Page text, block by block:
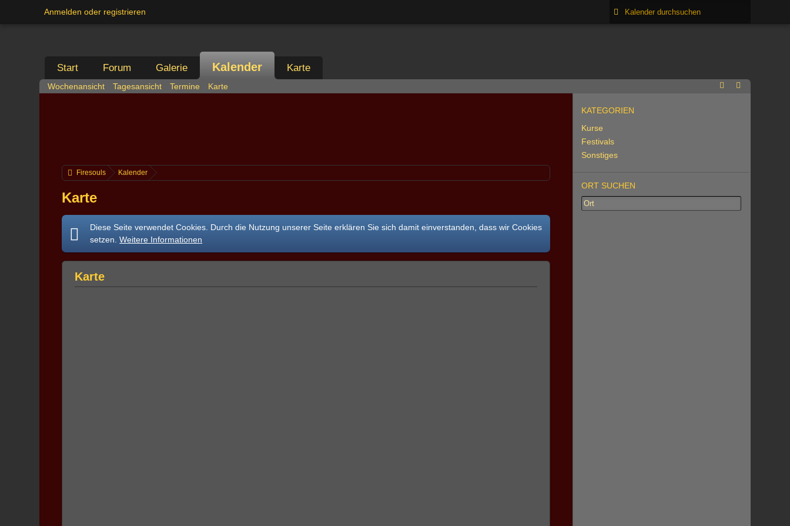
Anmelden oder registrieren
Start Forum Galerie Kalender Karte
Wochenansicht Tagesansicht Termine Karte
Firesouls Kalender
Karte
Diese Seite verwendet Cookies. Durch die Nutzung unserer Seite erklären Sie sich damit einverstanden, dass wir Cookies
setzen.Weitere Informationen
Karte
KATEGORIEN
Kurse
Festivals
Sonstiges
ORT SUCHEN